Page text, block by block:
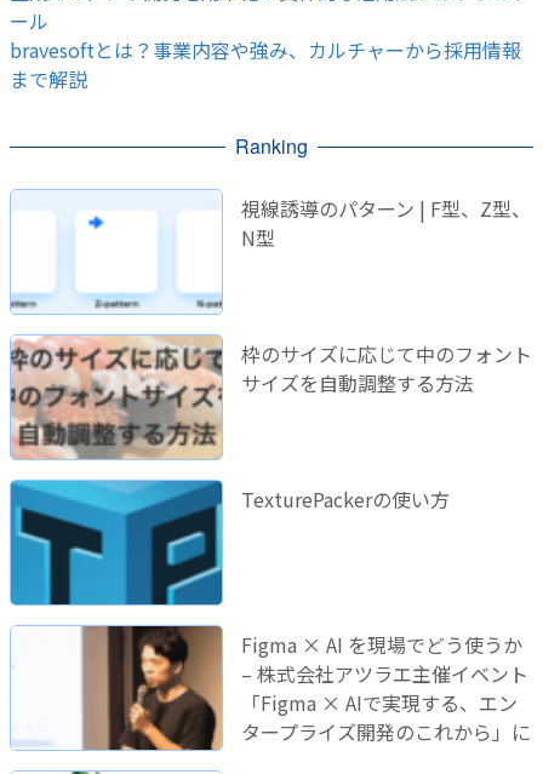
ール
bravesoftとは？事業内容や強み、カルチャーから採用情報
まで解説
Ranking
視線誘導のパターン | F型、Z型、
N型
枠のサイズに応じて中のフォント
サイズを自動調整する方法
TexturePackerの使い方
Figma × AI を現場でどう使うか
– 株式会社アツラエ主催イベント
「Figma × AIで実現する、エン
タープライズ開発のこれから」に